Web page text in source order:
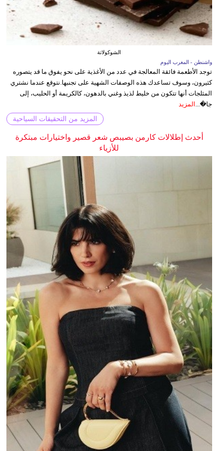
الشوكولاتة
واشنطن - المغرب اليوم
توجد الأطعمة فائقة المعالجة في عدد من الأغذية على نحو يفوق ما قد يتصوره
كثيرون، وسوف تساعدك هذه الوصفات الشهية على تجنبها.نتوقع عندما نشتري
المثلجات أنها تتكون من خليط لذيذ وغني بالدهون، كالكريمة أو الحليب، إلى
جا�...
المزيد
المزيد من التحقيقات السياحية
أحدث إطلالات كارمن بصيبص شعر قصير واختيارات مبتكرة
للأزياء